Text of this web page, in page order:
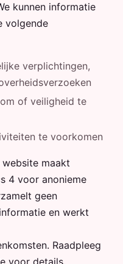
kunnen informatie
volgende
verplichtingen,
of veiligheid te
te voorkomen
website maakt
4 voor anonieme
geen
en werkt
Raadpleeg
voor details.